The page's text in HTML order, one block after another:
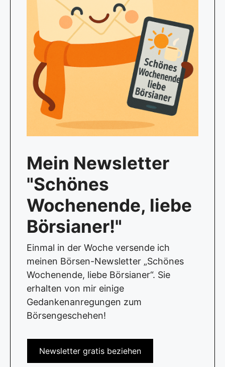
Mein Newsletter
"Schönes
Wochenende, liebe
Börsianer!"
Einmal in der Woche versende ich
meinen Börsen-Newsletter „Schönes
Wochenende, liebe Börsianer“. Sie
erhalten von mir einige
Gedankenanregungen zum
Börsengeschehen!
Newsletter gratis beziehen